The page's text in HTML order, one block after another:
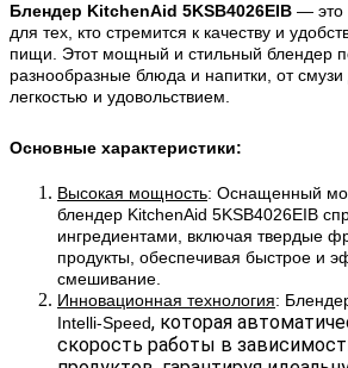
Блендер KitchenAid 5KSB4026EIB — это
для тех, кто стремится к качеству и
пищи. Этот мощный и стильный блендер
разнообразные блюда и напитки, от смузи
легкостью и удовольствием.
Основные характеристики:
Высокая мощность: Оснащенный
блендер KitchenAid 5KSB4026EIB
ингредиентами, включая твердые
продукты, обеспечивая быстрое и
смешивание.
Инновационная технология:
Intelli-Speed, которая
скорость работы в